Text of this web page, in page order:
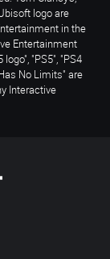
logo are
in the
Entertainment
"PS5", "PS4
No Limits" are
Interactive